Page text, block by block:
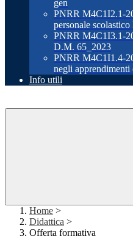
gen
PNRR M4C1I2.1-
personale
PNRR M4C1I3.1-
D.M. 65_2023
PNRR M4C1I1.4-
negli apprendimenti
Info utili
Home >
Didattica >
Offerta formativa